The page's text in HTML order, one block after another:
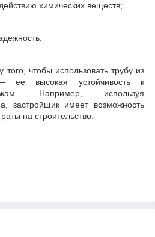
химических веществ;
чтобы использовать трубу из
ее высокая устойчивость к
Например, используя
застройщик имеет возможность
на строительство.